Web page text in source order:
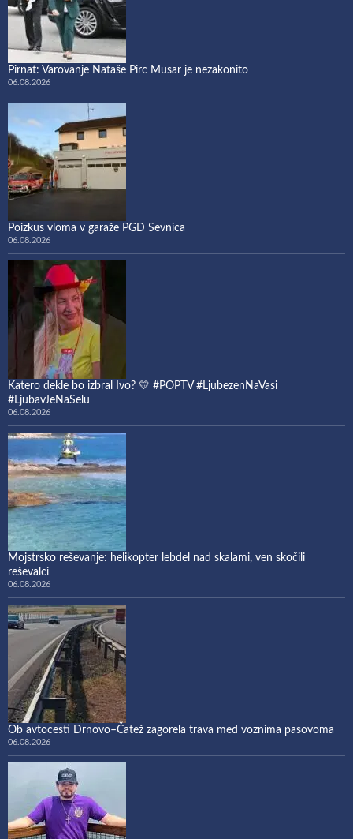
Pirnat: Varovanje Nataše Pirc Musar je nezakonito
06.08.2026
Poizkus vloma v garaže PGD Sevnica
06.08.2026
Katero dekle bo izbral Ivo? 💛 #POPTV #LjubezenNaVasi
#LjubavJeNaSelu
06.08.2026
Mojstrsko reševanje: helikopter lebdel nad skalami, ven skočili
reševalci
06.08.2026
Ob avtocesti Drnovo–Čatež zagorela trava med voznima pasovoma
06.08.2026